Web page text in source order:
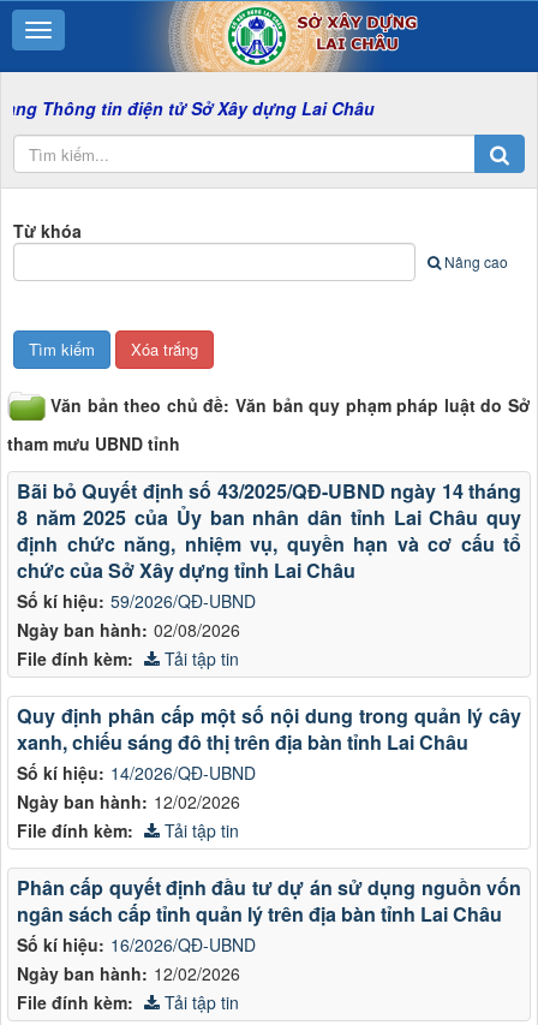
tin điện tử Sở Xây dựng Lai Châu
Từ khóa
Nâng cao
Văn bản theo chủ đề: Văn bản quy phạm pháp luật do Sở
tham mưu UBND tỉnh
Số kí hiệu: 59/2026/QĐ-UBND
Ngày ban hành: 02/08/2026
Bãi bỏ Quyết định số 43/2025/QĐ-UBND ngày 14 tháng
8 năm 2025 của Ủy ban nhân dân tỉnh Lai Châu quy
định chức năng, nhiệm vụ, quyền hạn và cơ cấu tổ
chức của Sở Xây dựng tỉnh Lai Châu
File đính kèm: Tải tập tin
Số kí hiệu: 14/2026/QĐ-UBND
Ngày ban hành: 12/02/2026
Quy định phân cấp một số nội dung trong quản lý cây
xanh, chiếu sáng đô thị trên địa bàn tỉnh Lai Châu
File đính kèm: Tải tập tin
Số kí hiệu: 16/2026/QĐ-UBND
Ngày ban hành: 12/02/2026
Phân cấp quyết định đầu tư dự án sử dụng nguồn vốn
ngân sách cấp tỉnh quản lý trên địa bàn tỉnh Lai Châu
File đính kèm: Tải tập tin